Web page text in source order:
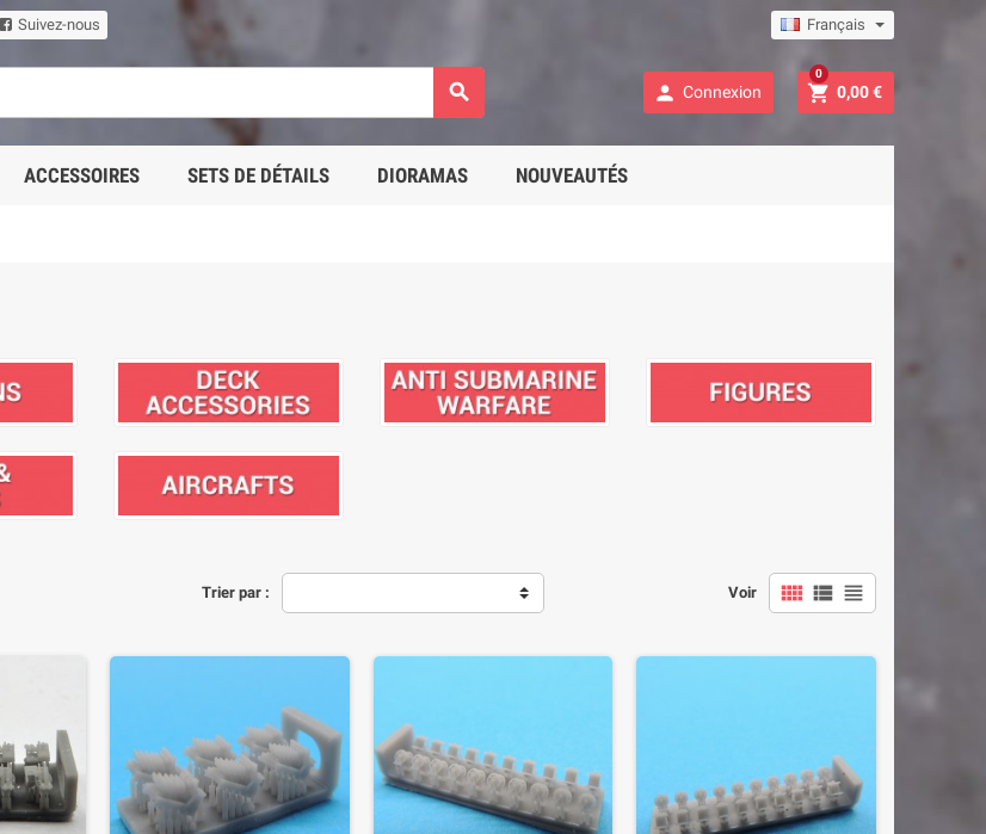
Suivez-nous Français
  Connexion  0,00 €
0
ACCESSOIRES SETS DE DÉTAILS DIORAMAS NOUVEAUTÉS
Trier par : Voir   